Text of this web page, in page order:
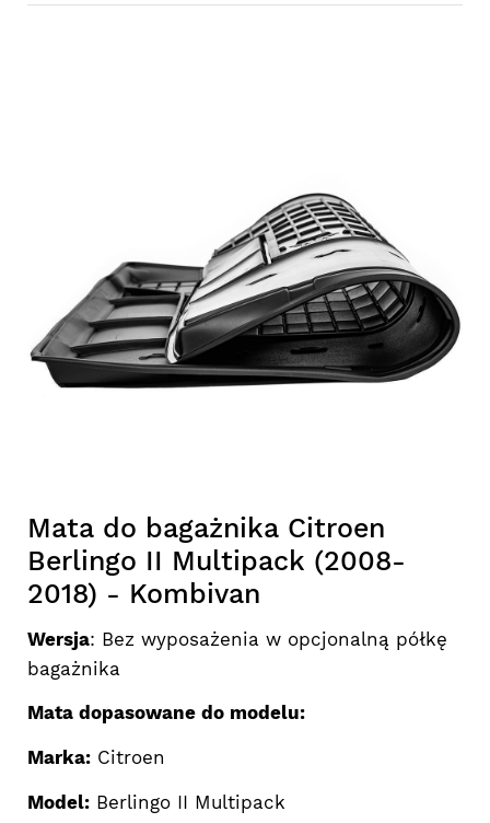
Mata do bagażnika Citroen
Berlingo II Multipack (2008-
2018) - Kombivan
Wersja: Bez wyposażenia w opcjonalną półkę
bagażnika
Mata dopasowane do modelu:
Marka: Citroen
Model: Berlingo II Multipack